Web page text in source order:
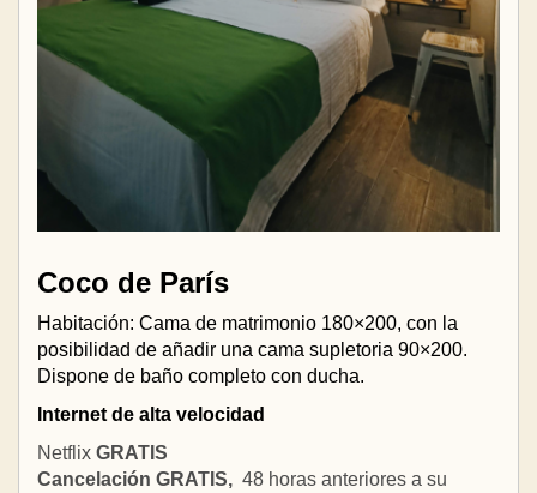
Coco de París
Habitación: Cama de matrimonio 180×200, con la
posibilidad de añadir una cama supletoria 90×200.
Dispone de baño completo con ducha.
Internet de alta velocidad
Netflix GRATIS
Cancelación GRATIS, 48 horas anteriores a su